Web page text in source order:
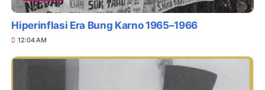
Hiperinflasi Era Bung Karno 1965–1966
12:04 AM